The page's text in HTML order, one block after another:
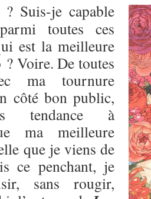
Suis-je capable
toutes ces
est la meilleure
Voire. De toutes
ma tournure
côté bon public,
tendance à
ma meilleure
que je viens de
ce penchant, je
sans rougir,